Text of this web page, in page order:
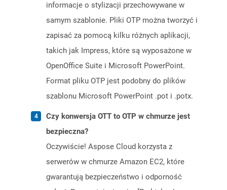
informacje o stylizacji przechowywane w
samym szablonie. Pliki OTP można tworzyć i
zapisać za pomocą kilku różnych aplikacji,
takich jak Impress, które są wyposażone w
OpenOffice Suite i Microsoft PowerPoint.
Format pliku OTP jest podobny do plików
szablonu Microsoft PowerPoint .pot i .potx.
Czy konwersja OTT to OTP w chmurze jest
bezpieczna?
Oczywiście! Aspose Cloud korzysta z
serwerów w chmurze Amazon EC2, które
gwarantują bezpieczeństwo i odporność